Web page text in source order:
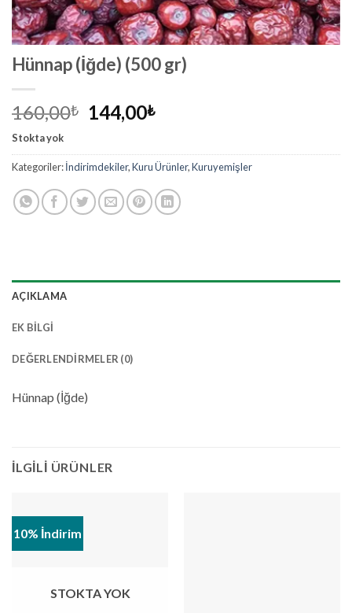
Hünnap (İğde) (500 gr)
160,00₺
Orijinal
fiyat:
160,00₺.
144,00₺Şu
fiyat:
144,00₺.
Stokta yok
Kategoriler:İndirimdekiler,Kuru Ürünler,Kuruyemişler
AÇIKLAMA
EK BILGI
DEĞERLENDIRMELER (0)
Hünnap (İğde)
İLGILI ÜRÜNLER
10% İndirim
STOKTA YOK